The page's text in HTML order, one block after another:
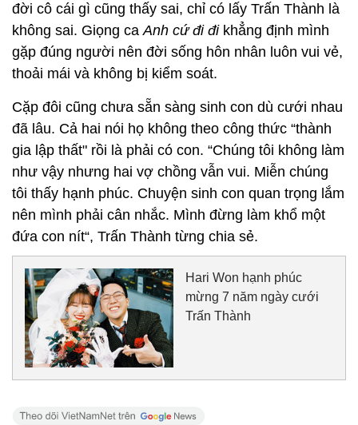
đời cô cái gì cũng thấy sai, chỉ có lấy Trấn Thành là
không sai. Giọng caAnh cứ đi đi khẳng định mình
gặp đúng người nên đời sống hôn nhân luôn vui vẻ,
thoải mái và không bị kiểm soát.
Cặp đôi cũng chưa sẵn sàng sinh con dù cưới nhau
đã lâu. Cả hai nói họ không theo công thức “thành
gia lập thất" rồi là phải có con. “Chúng tôi không làm
như vậy nhưng hai vợ chồng vẫn vui. Miễn chúng
tôi thấy hạnh phúc. Chuyện sinh con quan trọng lắm
nên mình phải cân nhắc. Mình đừng làm khổ một
đứa con nít“, Trấn Thành từng chia sẻ.
Hari Won hạnh phúc
mừng 7 năm ngày cưới
Trấn Thành